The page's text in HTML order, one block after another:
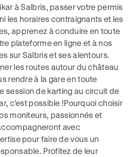
à Salbris, passer votre permis
les horaires contraignants et les
apprenez à conduire en toute
plateforme en ligne et à nos
sur Salbris et ses alentours.
les routes autour du château
rendre à la gare en toute
session de karting au circuit de
c'est possible !Pourquoi choisir
moniteurs, passionnés et
avec
pour faire de vous un
Profitez de leur